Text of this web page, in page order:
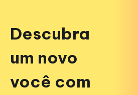
Descubra
um novo
você com